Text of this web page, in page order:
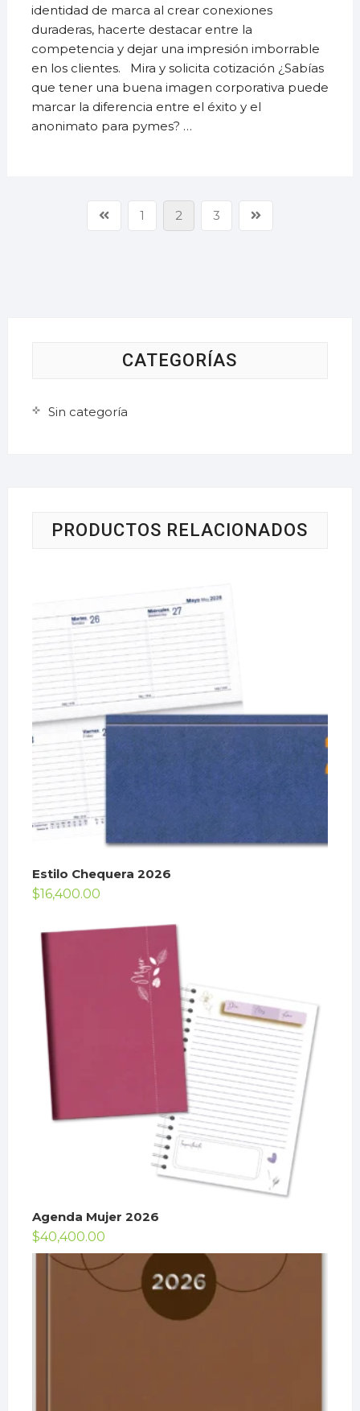
identidad de marca al crear conexiones
duraderas, hacerte destacar entre la
competencia y dejar una impresión imborrable
en los clientes. Mira y solicita cotización ¿Sabías
que tener una buena imagen corporativa puede
marcar la diferencia entre el éxito y el
anonimato para pymes? …
1 2 3
CATEGORÍAS
Sin categoría
PRODUCTOS RELACIONADOS
Estilo Chequera 2026
$16,400.00
Agenda Mujer 2026
$40,400.00